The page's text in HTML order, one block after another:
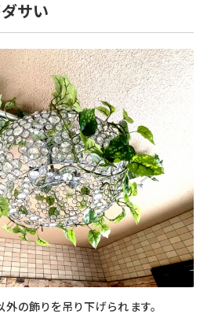
サい
外の飾りを吊り下げられます。